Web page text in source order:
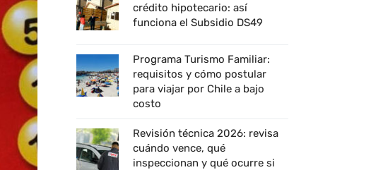
crédito hipotecario: así
funciona el Subsidio DS49
Programa Turismo Familiar:
requisitos y cómo postular
para viajar por Chile a bajo
costo
Revisión técnica 2026: revisa
cuándo vence, qué
inspeccionan y qué ocurre si